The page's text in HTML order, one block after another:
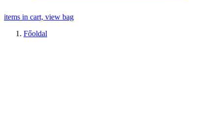
items in cart, view bag
Főoldal